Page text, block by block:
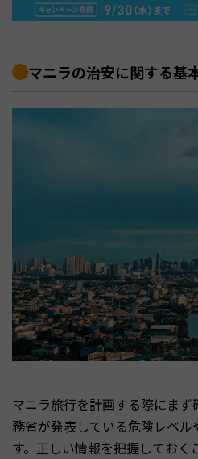
マニラの治安に関する基
マニラ旅行を計画する際にま
務省が発表している危険レベ
す。正しい情報を把握しておく